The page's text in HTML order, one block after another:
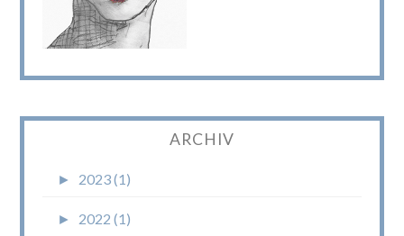
ARCHIV
► 2023 (1)
► 2022 (1)